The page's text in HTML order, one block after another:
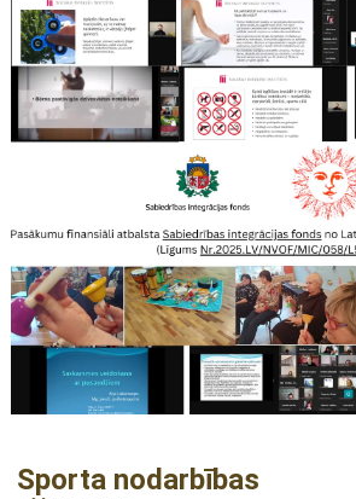
Sporta nodarbības